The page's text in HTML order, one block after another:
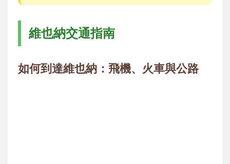
維也納交通指南
如何到達維也納：飛機、火車與公路